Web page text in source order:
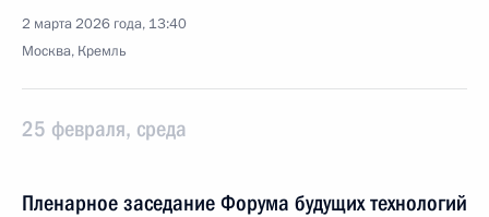
2 марта 2026 года, 13:40
Москва, Кремль
25 февраля, среда
Пленарное заседание Форума будущих технологий